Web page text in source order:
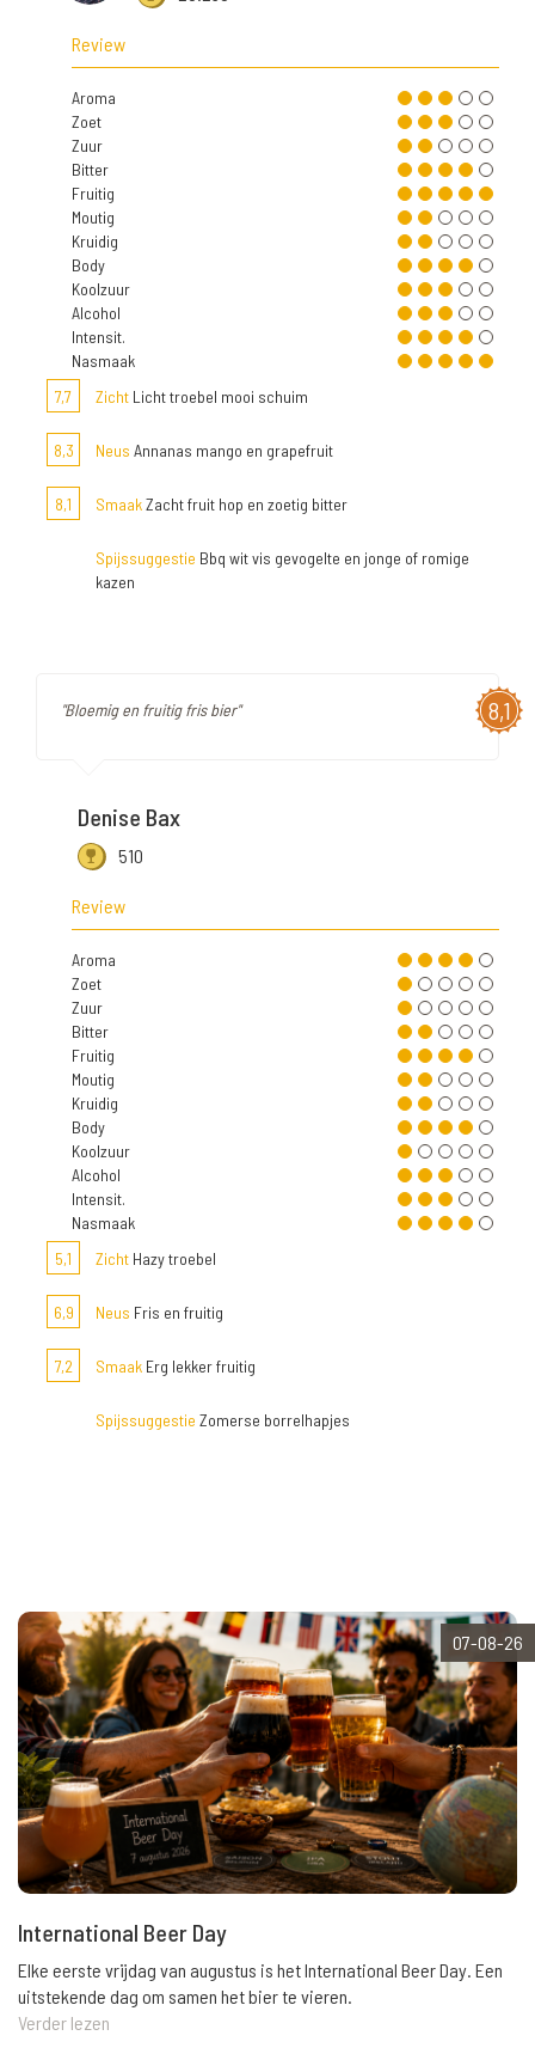
Review
Aroma
Zoet
Zuur
Bitter
Fruitig
Moutig
Kruidig
Body
Koolzuur
Alcohol
Intensit.
Nasmaak
7,7
Zicht Licht troebel mooi schuim
8,3 Neus Annanas mango en grapefruit
8,1 SmaakZacht fruit hop en zoetig bitter
Spijssuggestie Bbq wit vis gevogelte en jonge of romige
kazen
8,1
"Bloemig en fruitig fris bier"
Denise Bax
510
Review
Aroma
Zoet
Zuur
Bitter
Fruitig
Moutig
Kruidig
Body
Koolzuur
Alcohol
Intensit.
Nasmaak
5,1
Zicht Hazy troebel
6,9 Neus Fris en fruitig
7,2 Smaak Erg lekker fruitig
Spijssuggestie Zomerse borrelhapjes
07-08-26
International Beer Day
Elke eerste vrijdag van augustus is het International Beer Day. Een
uitstekende dag om samen het bier te vieren.
Verder lezen